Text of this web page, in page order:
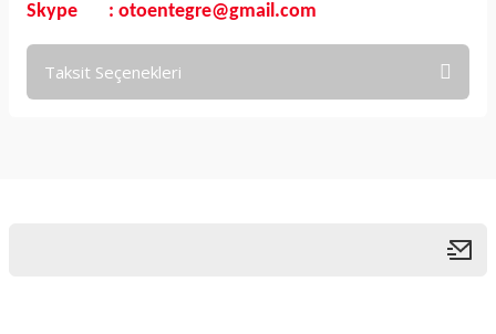
Skype : otoentegre@gmail.com
Taksit Seçenekleri